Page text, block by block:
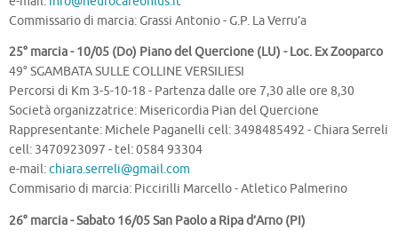
Commissario di marcia: Grassi Antonio - G.P. La Verru’a
25° marcia - 10/05 (Do) Piano del Quercione (LU) - Loc. Ex Zooparco
49° SGAMBATA SULLE COLLINE VERSILIESI
Percorsi di Km 3-5-10-18 - Partenza dalle ore 7,30 alle ore 8,30
Società organizzatrice: Misericordia Pian del Quercione
Rappresentante: Michele Paganelli cell: 3498485492 - Chiara Serreli
cell: 3470923097 - tel: 0584 93304
e-mail:chiara.serreli@gmail.com
Commisario di marcia: Piccirilli Marcello - Atletico Palmerino
26° marcia - Sabato 16/05 San Paolo a Ripa d’Arno (PI)